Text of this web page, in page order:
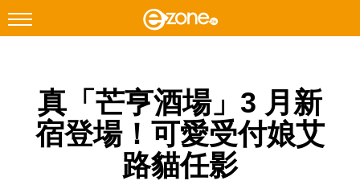
Facebook Instagram
科技焦點
真「芒亨酒場」3 月新
宿登場！可愛受付娘艾
路貓任影